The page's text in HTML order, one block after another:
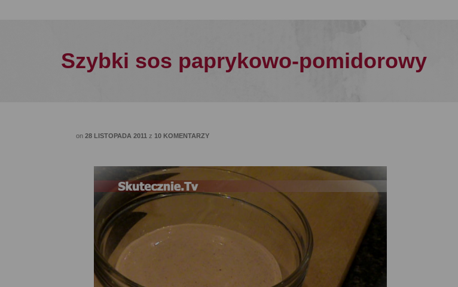
Szybki sos paprykowo-pomidorowy
on 28 LISTOPADA 2011 z 10 KOMENTARZY